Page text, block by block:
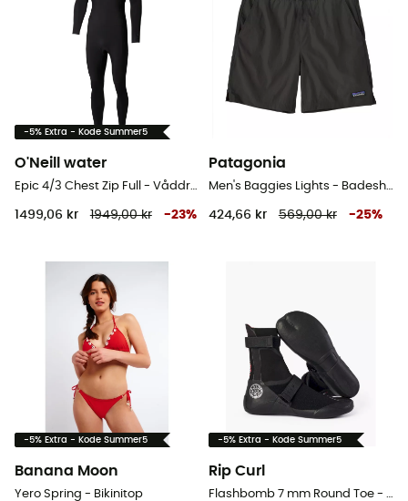
-5% Extra - Kode Summer5
O'Neill water
1499,06 kr 1949,00 kr -23%
Patagonia
424,66 kr 569,00 kr -25%
-5% Extra - Kode Summer5
Banana Moon
Yero Spring - Bikinitop
-5% Extra - Kode Summer5
Rip Curl